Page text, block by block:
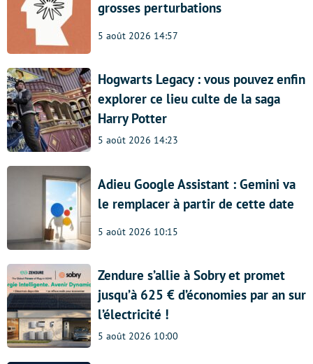
grosses perturbations
5 août 2026 14:57
Hogwarts Legacy : vous pouvez enfin
explorer ce lieu culte de la saga
Harry Potter
5 août 2026 14:23
Adieu Google Assistant : Gemini va
le remplacer à partir de cette date
5 août 2026 10:15
Zendure s’allie à Sobry et promet
jusqu’à 625 € d’économies par an sur
l’électricité !
5 août 2026 10:00